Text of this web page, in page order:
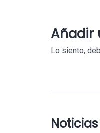
Añadir
Lo siento,